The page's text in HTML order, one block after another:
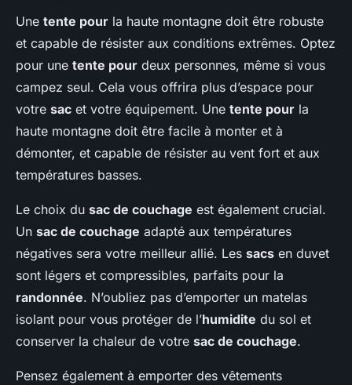
Une tente pour la haute montagne doit être robuste
et capable de résister aux conditions extrêmes. Optez
pour une tente pour deux personnes, même si vous
campez seul. Cela vous offrira plus d’espace pour
votre sac et votre équipement. Une tente pour la
haute montagne doit être facile à monter et à
démonter, et capable de résister au vent fort et aux
températures basses.
Le choix du sac de couchage est également crucial.
Un sac de couchage adapté aux températures
négatives sera votre meilleur allié. Les sacs en duvet
sont légers et compressibles, parfaits pour la
randonnée. N’oubliez pas d’emporter un matelas
isolant pour vous protéger de l’humidite du sol et
conserver la chaleur de votre sac de couchage.
Pensez également à emporter des vêtements